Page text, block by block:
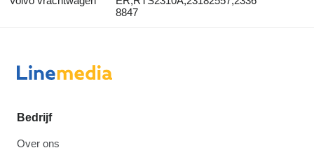
8847
Bedrijf
Over ons